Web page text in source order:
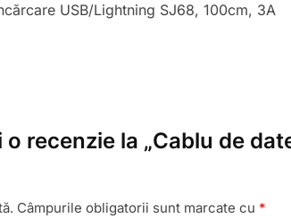
USB/Lightning SJ68, 100cm, 3A
recenzie la „Cablu de
Câmpurile obligatorii sunt marcate cu *